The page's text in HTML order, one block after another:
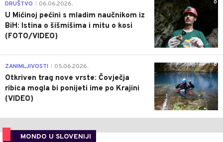
0
DRUŠTVO 06.06.2026.
U Mićinoj pećini s mladim naučnikom iz
BiH: Istina o šišmišima i mitu o kosi
(FOTO/VIDEO)
0
ZANIMLJIVOSTI 05.06.2026.
Otkriven trag nove vrste: Čovječja
ribica mogla bi ponijeti ime po Krajini
(VIDEO)
MONDO U SLOVENIJI